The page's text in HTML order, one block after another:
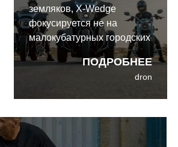
ПОДРОБНЕЕ
земляков, X-Wedge
фокусируется не на
малокубатурных городских
моделях, а на больших
круизёрах и трайках, явно
Всего бренд представил
пять новых моделей,
dron